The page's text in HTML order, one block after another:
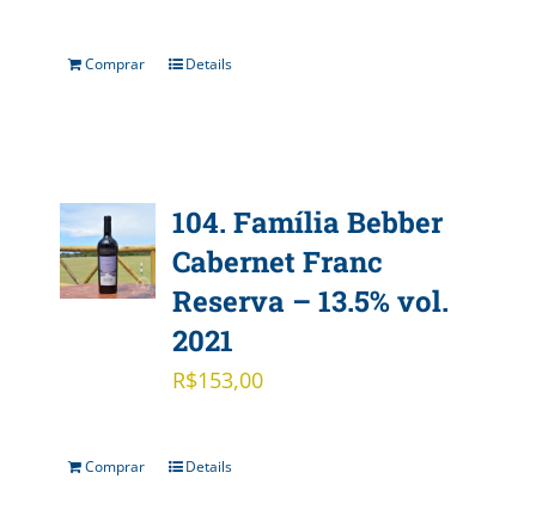
Comprar Details
104. Família Bebber
Cabernet Franc
Reserva – 13.5% vol.
2021
R$153,00
Comprar Details